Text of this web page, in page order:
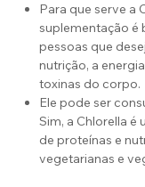
Para que serve a
suplementação é
pessoas que
nutrição, a
toxinas do corpo.
Ele pode ser
Sim, a Chlorella é
de proteínas e
vegetarianas e